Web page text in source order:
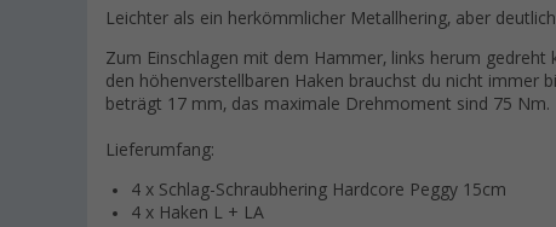
Leichter als ein herkömmlicher Metallhering, aber
Zum Einschlagen mit dem Hammer, links herum
den höhenverstellbaren Haken brauchst du nicht immer
beträgt 17 mm, das maximale Drehmoment sind 75 Nm.
Lieferumfang:
4 x Schlag-Schraubhering Hardcore Peggy 15cm
4 x Haken L + LA